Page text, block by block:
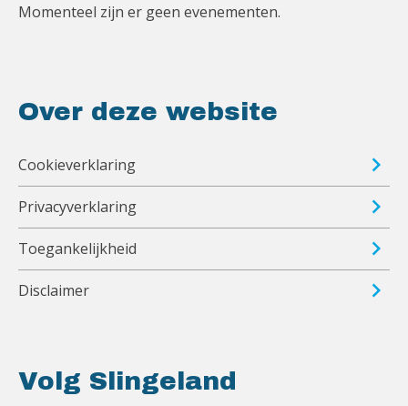
Volg Slingeland
Momenteel zijn er geen evenementen.
Over deze website
Cookieverklaring
Privacyverklaring
Toegankelijkheid
Disclaimer